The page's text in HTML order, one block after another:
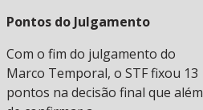
Pontos do Julgamento
Com o fim do julgamento do
Marco Temporal, o STF fixou 13
pontos na decisão final que além